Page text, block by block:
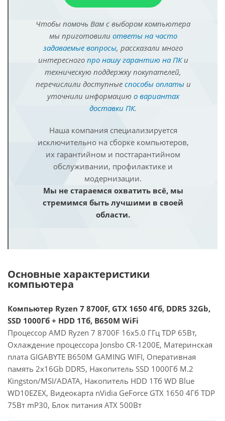
Чтобы помочь Вам с выбором компьютера
мы приготовили ответы на часто
задаваемые вопросы, рассказали много
интересного про нашу гарантию на ПКи
техническую поддержку покупателей,
перечислили доступные способы оплатыи
уточнили информацию о вариантах
доставки ПК.
Наша компания специализируется
исключительно на сборке компьютеров,
их гарантийном и постгарантийном
обслуживании, профилактике и
модернизации.
Мы не стараемся охватить всё, мы
стремимся быть лучшими в своей
области.
Основные характеристики
компьютера
Компьютер Ryzen 7 8700F, GTX 1650 4Гб, DDR5 32Gb,
SSD 1000Гб + HDD 1Тб, B650M WiFi
Процессор AMD Ryzen 7 8700F 16x5.0 ГГц TDP 65Вт,
Охлаждение процессора Jonsbo CR-1200E, Материнская
плата GIGABYTE B650M GAMING WIFI, Оперативная
память 2x16Gb DDR5, Накопитель SSD 1000Гб M.2
Kingston/MSI/ADATA, Накопитель HDD 1Тб WD Blue
WD10EZEX, Видеокарта nVidia GeForce GTX 1650 4Гб TDP
75Вт mP30, Блок питания ATX 500Вт